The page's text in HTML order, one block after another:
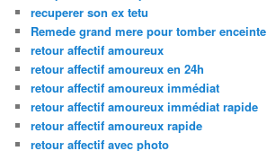
recuperer son ex tetu
Remede grand mere pour tomber enceinte
retour affectif amoureux
retour affectif amoureux en 24h
retour affectif amoureux immédiat
retour affectif amoureux immédiat rapide
retour affectif amoureux rapide
retour affectif avec photo